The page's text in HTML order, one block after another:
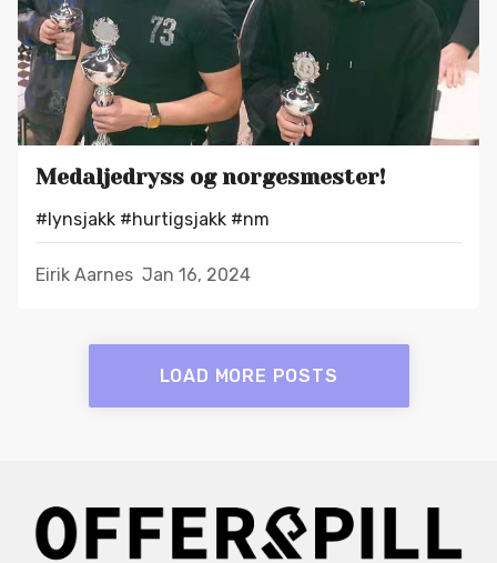
Medaljedryss og norgesmester!
#lynsjakk #hurtigsjakk #nm
Eirik Aarnes Jan 16, 2024
LOAD MORE POSTS